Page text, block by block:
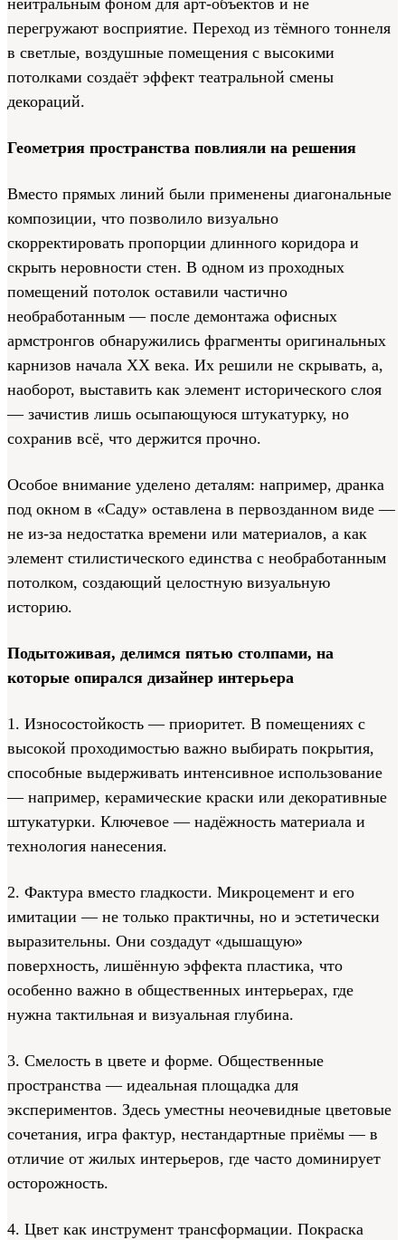
нейтральным фоном для арт-объектов и не
перегружают восприятие. Переход из тёмного тоннеля
в светлые, воздушные помещения с высокими
потолками создаёт эффект театральной смены
декораций.
Геометрия пространства повлияли на решения
Вместо прямых линий были применены диагональные
композиции, что позволило визуально
скорректировать пропорции длинного коридора и
скрыть неровности стен. В одном из проходных
помещений потолок оставили частично
необработанным — после демонтажа офисных
армстронгов обнаружились фрагменты оригинальных
карнизов начала XX века. Их решили не скрывать, а,
наоборот, выставить как элемент исторического слоя
— зачистив лишь осыпающуюся штукатурку, но
сохранив всё, что держится прочно.
Особое внимание уделено деталям: например, дранка
под окном в «Саду» оставлена в первозданном виде —
не из-за недостатка времени или материалов, а как
элемент стилистического единства с необработанным
потолком, создающий целостную визуальную
историю.
Подытоживая, делимся пятью столпами, на
которые опирался дизайнер интерьера
1. Износостойкость — приоритет. В помещениях с
высокой проходимостью важно выбирать покрытия,
способные выдерживать интенсивное использование
— например, керамические краски или декоративные
штукатурки. Ключевое — надёжность материала и
технология нанесения.
2. Фактура вместо гладкости. Микроцемент и его
имитации — не только практичны, но и эстетически
выразительны. Они создадут «дышащую»
поверхность, лишённую эффекта пластика, что
особенно важно в общественных интерьерах, где
нужна тактильная и визуальная глубина.
3. Смелость в цвете и форме. Общественные
пространства — идеальная площадка для
экспериментов. Здесь уместны неочевидные цветовые
сочетания, игра фактур, нестандартные приёмы — в
отличие от жилых интерьеров, где часто доминирует
осторожность.
4. Цвет как инструмент трансформации. Покраска